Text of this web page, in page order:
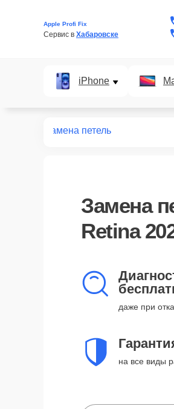
Apple Profi Fix
Сервис в Хабаровске
iPhone
Замена петель
Замена
Retina
даже при
на все виды